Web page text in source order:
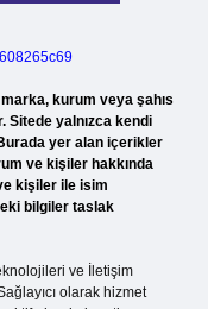
kurum veya şahıs
Sitede yalnızca kendi
Burada yer alan içerikler
ve kişiler hakkında
kişiler ile isim
bilgiler taslak
ve İletişim
olarak hizmet